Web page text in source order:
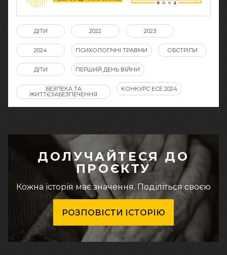
ДІТИ 2022 2023
2024 ПСИХОЛОГІЧНІ ТРАВМИ ОБСТРІЛИ
ДІТИ ПЕРШИЙ ДЕНЬ ВІЙНИ
БЕЗПЕКА ТА
ЖИТТЄЗАБЕЗПЕЧЕННЯ
КОНКУРС ЕСЕ 2024
ДОЛУЧАЙТЕСЯ ДО
ПРОЄКТУ
Кожна історія має значення. Поділіться своєю
РОЗПОВІСТИ ІСТОРІЮ